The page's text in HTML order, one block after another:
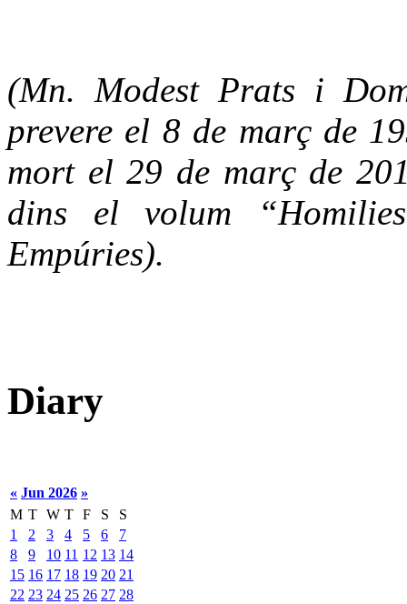
(Mn. Modest Prats i
prevere el 8 de març de
mort el 29 de març de
dins el volum
Empúries).
Diary
« Jun 2026 »
M T W T F S
S
1
2 3 4 5 6
7
8
9 10 11 12 13 14
15 16 17 18 19 20 21
22 23 24 25 26 27 28